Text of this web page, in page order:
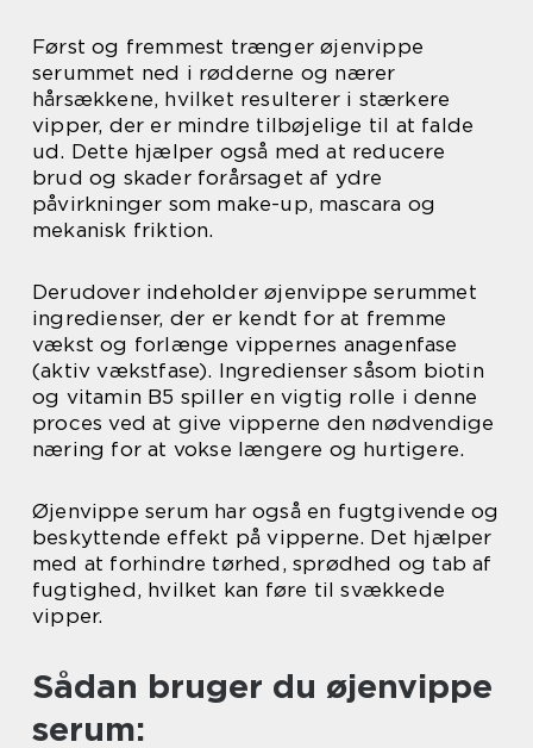
Først og fremmest trænger øjenvippe
serummet ned i rødderne og nærer
hårsækkene, hvilket resulterer i stærkere
vipper, der er mindre tilbøjelige til at falde
ud. Dette hjælper også med at reducere
brud og skader forårsaget af ydre
påvirkninger som make-up, mascara og
mekanisk friktion.
Derudover indeholder øjenvippe serummet
ingredienser, der er kendt for at fremme
vækst og forlænge vippernes anagenfase
(aktiv vækstfase). Ingredienser såsom biotin
og vitamin B5 spiller en vigtig rolle i denne
proces ved at give vipperne den nødvendige
næring for at vokse længere og hurtigere.
Øjenvippe serum har også en fugtgivende og
beskyttende effekt på vipperne. Det hjælper
med at forhindre tørhed, sprødhed og tab af
fugtighed, hvilket kan føre til svækkede
vipper.
Sådan bruger du øjenvippe
serum: